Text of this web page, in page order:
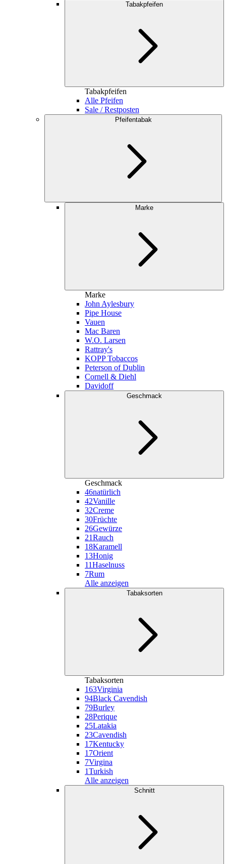
Tabakpfeifen
Tabakpfeifen
Alle Pfeifen
Sale / Restposten
Pfeifentabak
Marke
Marke
John Aylesbury
Pipe House
Vauen
Mac Baren
W.O. Larsen
Rattray's
KOPP Tobaccos
Peterson of Dublin
Cornell & Diehl
Davidoff
Geschmack
Geschmack
46natürlich
42Vanille
32Creme
30Früchte
26Gewürze
21Rauch
18Karamell
13Honig
11Haselnuss
7Rum
Alle anzeigen
Tabaksorten
Tabaksorten
163Virginia
94Black Cavendish
79Burley
28Perique
25Latakia
23Cavendish
17Kentucky
17Orient
7Virgina
1Turkish
Alle anzeigen
Schnitt